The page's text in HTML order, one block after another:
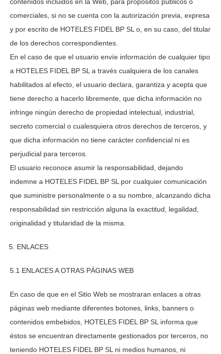
comerciales, si no se cuenta con la autorización previa, expresa
y por escrito de HOTELES FIDEL BP SL o, en su caso, del titular
de los derechos correspondientes.
En el caso de que el usuario envíe información de cualquier tipo
a HOTELES FIDEL BP SL a través cualquiera de los canales
habilitados al efecto, el usuario declara, garantiza y acepta que
tiene derecho a hacerlo libremente, que dicha información no
infringe ningún derecho de propiedad intelectual, industrial,
secreto comercial o cualesquiera otros derechos de terceros, y
que dicha información no tiene carácter confidencial ni es
perjudicial para terceros.
El usuario reconoce asumir la responsabilidad, dejando
indemne a HOTELES FIDEL BP SL por cualquier comunicación
que suministre personalmente o a su nombre, alcanzando dicha
responsabilidad sin restricción alguna la exactitud, legalidad,
originalidad y titularidad de la misma.
ENLACES
5.1 ENLACES A OTRAS PÁGINAS WEB
En caso de que en el Sitio Web se mostraran enlaces a otras
páginas web mediante diferentes botones, links, banners o
contenidos embebidos, HOTELES FIDEL BP SL informa que
éstos se encuentran directamente gestionados por terceros, no
teniendo HOTELES FIDEL BP SL ni medios humanos, ni